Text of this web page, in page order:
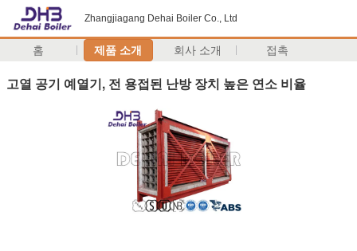
Zhangjiagang Dehai Boiler Co., Ltd
홈 제품 소개 회사 소개 접촉
고열 공기 예열기, 전 용접된 난방 장치 높은 연소 비율